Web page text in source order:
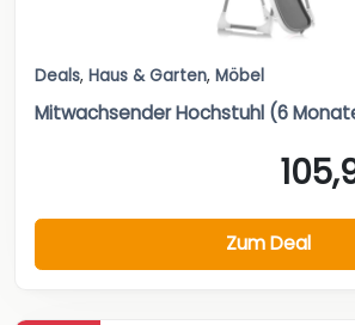
Deals, Haus & Garten, Möbel
Mitwachsender Hochstuhl (6
Zum Deal